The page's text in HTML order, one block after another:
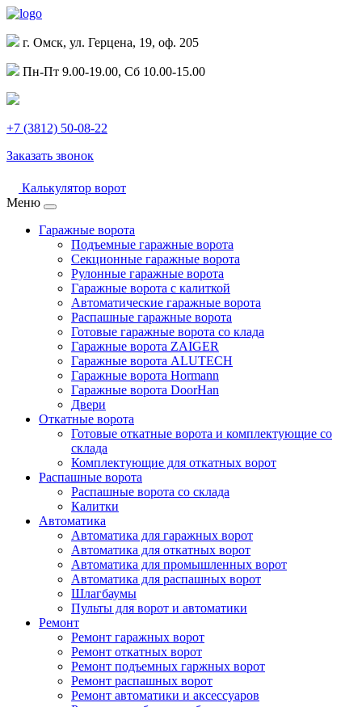
г. Омск, ул. Герцена, 19, оф. 205
Пн-Пт 9.00-19.00, Сб 10.00-15.00
+7 (3812) 50-08-22
Заказать звонок
Калькулятор ворот
Меню
Гаражные ворота
Подъемные гаражные ворота
Секционные гаражные ворота
Рулонные гаражные ворота
Гаражные ворота с калиткой
Автоматические гаражные ворота
Распашные гаражные ворота
Готовые гаражные ворота со клада
Гаражные ворота ZAIGER
Гаражные ворота ALUTECH
Гаражные ворота Hormann
Гаражные ворота DoorHan
Двери
Откатные ворота
Готовые откатные ворота и комплектующие со
склада
Комплектующие для откатных ворот
Распашные ворота
Распашные ворота со склада
Калитки
Автоматика
Автоматика для гаражных ворот
Автоматика для откатных ворот
Автоматика для промышленных ворот
Автоматика для распашных ворот
Шлагбаумы
Пульты для ворот и автоматики
Ремонт
Ремонт гаражных ворот
Ремонт откатных ворот
Ремонт подъемных гаржных ворот
Ремонт распашных ворот
Ремонт автоматики и аксессуаров